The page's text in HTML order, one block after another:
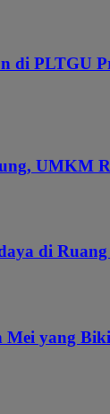
di PLTGU
UMKM
di
Mei yang